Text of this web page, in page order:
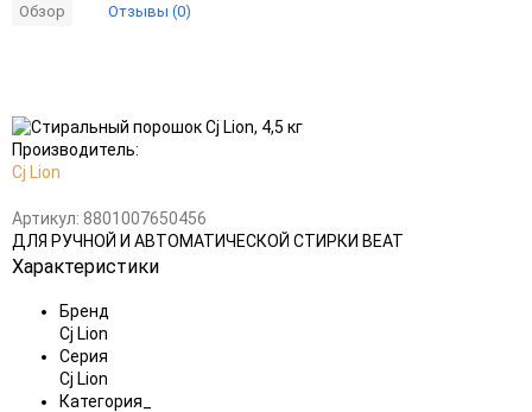
Обзор Отзывы (0)
в
избранное
Производитель:
Cj Lion
Артикул: 8801007650456
ДЛЯ РУЧНОЙ И АВТОМАТИЧЕСКОЙ СТИРКИ BEAT
Характеристики
Бренд
Cj Lion
Серия
Cj Lion
Категория_